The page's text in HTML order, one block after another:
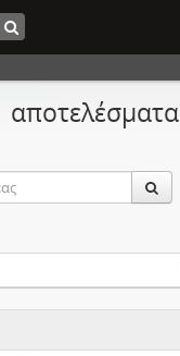
αποτελέσματα